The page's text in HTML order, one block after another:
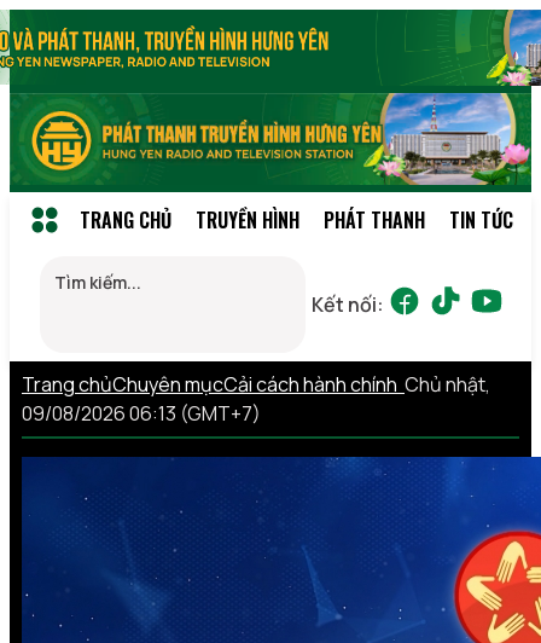
TRANG CHỦ TRUYỀN HÌNH PHÁT THANH TIN TỨC
Kết nối:
Trang chủChuyên mụcCải cách hành chính Chủ nhật,
09/08/2026 06:13 (GMT+7)